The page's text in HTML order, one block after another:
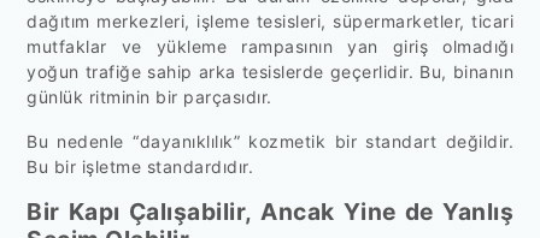
dağıtım merkezleri, işleme tesisleri, süpermarketler, ticari
mutfaklar ve yükleme rampasının yan giriş olmadığı
yoğun trafiğe sahip arka tesislerde geçerlidir. Bu, binanın
günlük ritminin bir parçasıdır.
Bu nedenle “dayanıklılık” kozmetik bir standart değildir.
Bu bir işletme standardıdır.
Bir Kapı Çalışabilir, Ancak Yine de Yanlış